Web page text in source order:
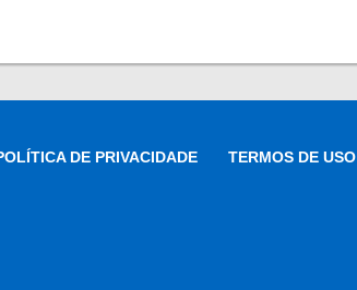
DE PRIVACIDADE TERMOS DE USO